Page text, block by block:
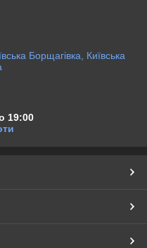
Борщагівка, Київська
19:00